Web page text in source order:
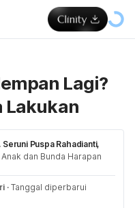
Lagi?
Lakukan
Seruni Puspa Rahadianti,
dan Bunda Harapan
· Tanggal diperbarui